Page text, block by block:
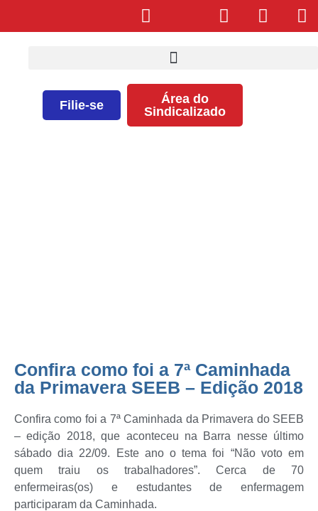
Filie-se
Área do
Sindicalizado
Confira como foi a 7ª Caminhada
da Primavera SEEB – Edição 2018
Confira como foi a 7ª Caminhada da Primavera do SEEB
– edição 2018, que aconteceu na Barra nesse último
sábado dia 22/09. Este ano o tema foi “Não voto em
quem traiu os trabalhadores”. Cerca de 70
enfermeiras(os) e estudantes de enfermagem
participaram da Caminhada.